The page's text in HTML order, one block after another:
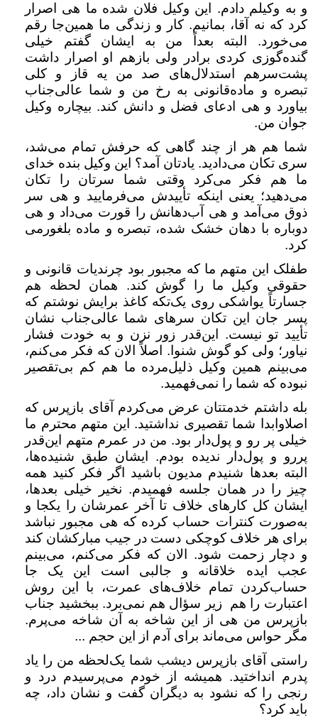
و به وکیلم دادم. این وکیل فلان شده ما هی اصرار
کرد که نه آقا، بمانیم. کار و زندگی ما همین‌جا رقم
می‌خورد. البته بعداً من به ایشان گفتم خیلی
گنده‌گوزی کردی برادر ولی بازهم او اصرار داشت
پشت‌سرهم استدلال‌های صد من یه قاز و کلی
تبصره و ماده‌قانونی به رخ من و شما عالی‌جناب
بیاورد و هی ادعای فضل و دانش کند. بیچاره وکیل
جوان من.
شما هم هر از چند گاهی که حرفش تمام می‌شد،
سری تکان می‌دادید. یادتان آمد؟ این وکیل بنده خدای
ما هم فکر می‌کرد وقتی شما سرتان را تکان
می‌دهید؛ یعنی اینکه تأییدش می‌فرمایید و هی سر
ذوق می‌آمد و هی آب‌دهانش را قورت می‌داد و هی
دوباره با دهان خشک شده، تبصره و ماده بلغورمی
کرد.
طفلک این متهم ما که مجبور بود چرندیات قانونی و
حقوقی وکیل ما را گوش کند. همان لحظه هم
جسارتاً یواشکی روی یک‌تکه کاغذ برایش نوشتم که
پسر جان این تکان سرهای شما عالی‌جناب نشان
تأیید تو نیست. این‌قدر زور نزن و به خودت فشار
نیاور؛ ولی کو گوش شنوا. اصلاً الان که فکر می‌کنم،
می‌بینم همین وکیل ذلیل‌مرده ما هم کم بی‌تقصیر
نبوده که شما را نمی‌فهمید.
بله داشتم خدمتتان عرض می‌کردم آقای بازپرس که
اصلاوابدا شما تقصیری نداشتید. این متهم محترم ما
خیلی پر رو و پول‌دار بود. من در عمرم متهم این‌قدر
پررو و پول‌دار ندیده بودم. ایشان طبق شنیده‌ها،
البته بعدها شنیدم مدیون باشید اگر فکر کنید همه
چیز را در همان جلسه فهمیدم. نخیر خیلی بعدها،
ایشان کل کارهای خلاف تا آخر عمرشان را یکجا و
به‌صورت کنترات حساب کرده که هی مجبور نباشد
برای هر خلاف کوچکی دست در جیب مبارکشان کند
و دچار زحمت شود. الان که فکر می‌کنم، می‌بینم
عجب ایده خلاقانه و جالبی است این یک جا
حساب‌کردن تمام خلاف‌های عمرت، با این روش
اعتبارت را هم زیر سؤال هم نمی‌برد. ببخشید جناب
بازپرس من هی از این شاخه به آن شاخه می‌پرم.
مگر حواس می‌ماند برای آدم از این حجم ...
راستی آقای بازپرس دیشب شما یک‌لحظه من را یاد
پدرم انداختید. همیشه از خودم می‌پرسیدم درد و
رنجی را که نشود به دیگران گفت و نشان داد، چه
باید کرد؟